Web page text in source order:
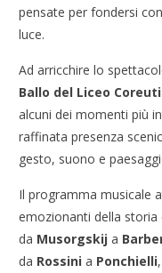
pensate per fondersi
luce.
Ad arricchire lo
Ballo del Liceo
alcuni dei momenti più
raffinata presenza
gesto, suono e
Il programma musicale
emozionanti della storia
da Musorgskij a
da Rossini a Ponchielli